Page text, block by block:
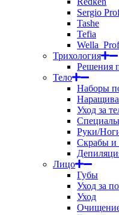
Sergio
Tashe
Tefia
Трихология
Решения
Тело
Наборы
Уход за
Руки/
Скрабы и
Лицо
Губы
Уход за
Уход